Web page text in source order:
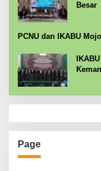
Besar
PCNU dan IKABU
Page